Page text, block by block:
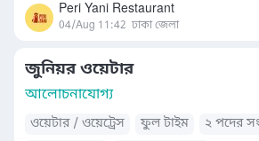
Peri Yani Restaurant
04/Aug 11:42 ঢাকা জেলা
জুনিয়র ওয়েটার
আলোচনাযোগ্য
ওয়েটার / ওয়েট্রেস ফুল টাইম
২ পদের